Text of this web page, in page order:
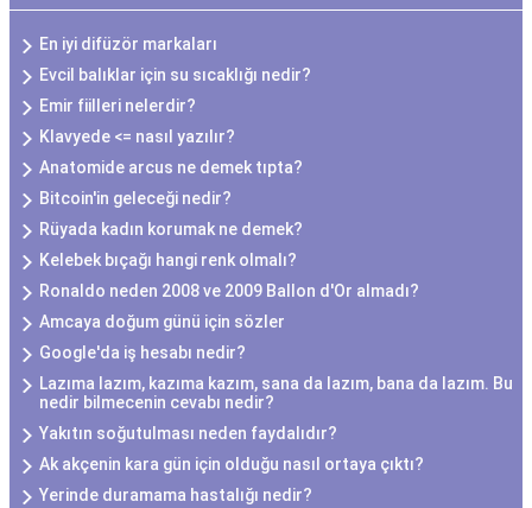
En iyi difüzör markaları
Evcil balıklar için su sıcaklığı nedir?
Emir fiilleri nelerdir?
Klavyede <= nasıl yazılır?
Anatomide arcus ne demek tıpta?
Bitcoin'in geleceği nedir?
Rüyada kadın korumak ne demek?
Kelebek bıçağı hangi renk olmalı?
Ronaldo neden 2008 ve 2009 Ballon d'Or almadı?
Amcaya doğum günü için sözler
Google'da iş hesabı nedir?
Lazıma lazım, kazıma kazım, sana da lazım, bana da lazım. Bu
nedir bilmecenin cevabı nedir?
Yakıtın soğutulması neden faydalıdır?
Ak akçenin kara gün için olduğu nasıl ortaya çıktı?
Yerinde duramama hastalığı nedir?